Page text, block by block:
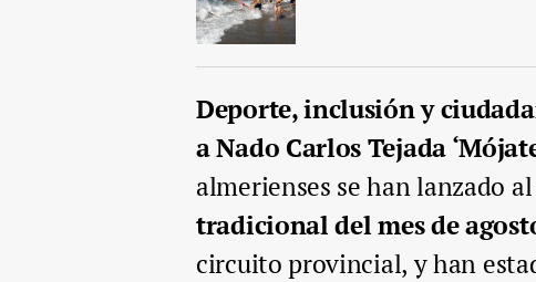
Deporte, inclusión y
a Nado Carlos Tejada
almerienses se han lanzado
tradicional del mes de
circuito provincial, y han